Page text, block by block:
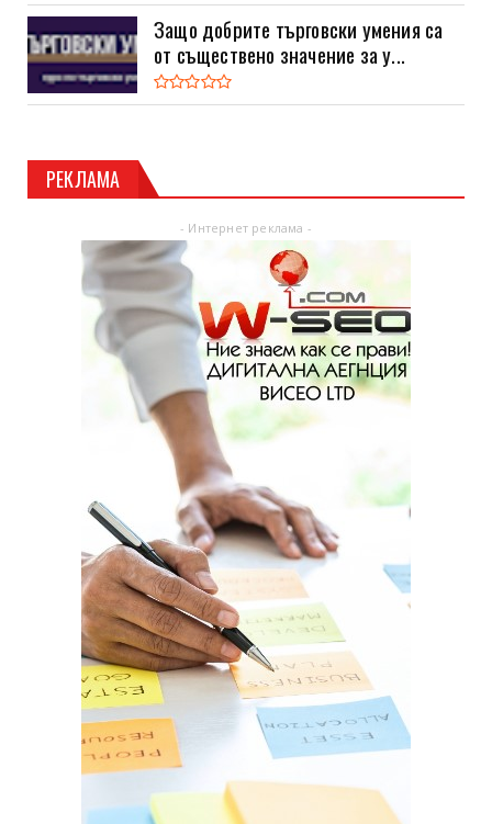
Защо добрите търговски умения са
от съществено значение за у...
РЕКЛАМА
- Интернет реклама -